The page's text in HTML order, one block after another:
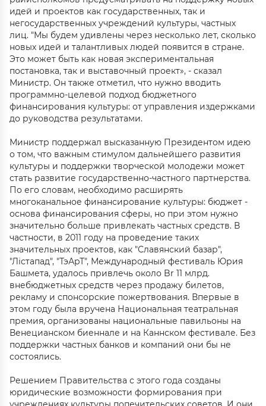
идей и проектов как государственных, так и
негосударственных учреждений культуры, частных
лиц. "Мы будем удивлены через несколько лет, сколько
новых идей и талантливых людей появится в стране.
Это может быть как новая экспериментальная
постановка, так и выставочный проект», - сказал
Министр. Он также отметил, что нужно вводить
программно-целевой подход бюджетного
финансирования культуры: от управления издержками
до руководства результатами.
Министр поддержал высказанную Президентом идею
о том, что важным стимулом дальнейшего развития
культуры и поддержки творческой молодежи может
стать развитие государственно-частного партнерства.
По его словам, необходимо расширять
многоканальное финансирование культуры: бюджет -
основа финансирования сферы, но при этом нужно
значительно больше привлекать частных средств. В
частности, в 2011 году на проведение таких
значительных проектов, как "Славянский базар",
"Лістапад", "ТэАрТ", Международный фестиваль Юрия
Башмета, удалось привлечь около Br 11 млрд.
внебюджетных средств через продажу билетов,
рекламу и спонсорские пожертвования. Впервые в
этом году была вручена Национальная театральная
премия, организованы национальные павильоны на
Венецианском биеннале и на Каннском фестивале. Без
поддержки частных банков и компаний они бы не
состоялись.
Решением Правительства с этого года созданы
юридические возможности формирования при